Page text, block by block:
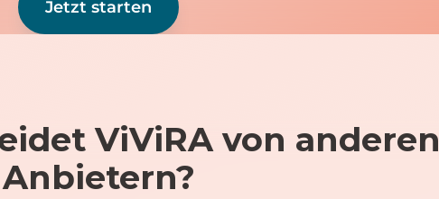
Jetzt starten
ViViRA von anderen
Anbietern?